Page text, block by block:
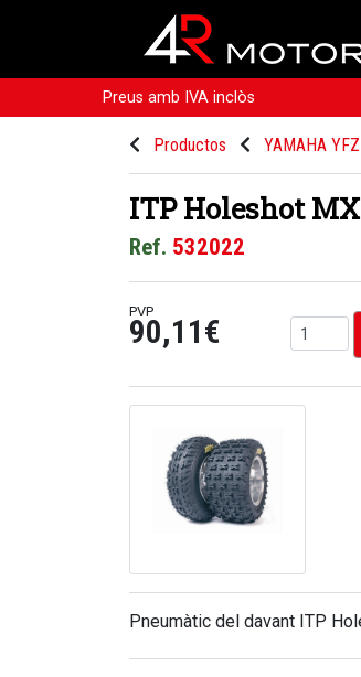
Preus amb IVA inclòs
Productos YAMAHA
ITP Holeshot
Ref. 532022
PVP
90,11€
Pneumàtic del davant ITP